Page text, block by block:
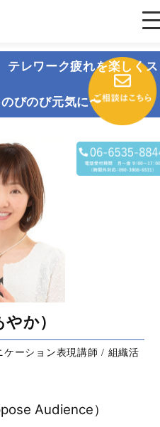
テレワーク疲れを楽しくス
チ！
びのび元気に〜
か）
ーション表現講師 / 組織活
Audience）